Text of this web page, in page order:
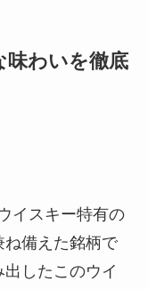
味わいを徹底
イスキー特有の
ね備えた銘柄で
したこのウイ